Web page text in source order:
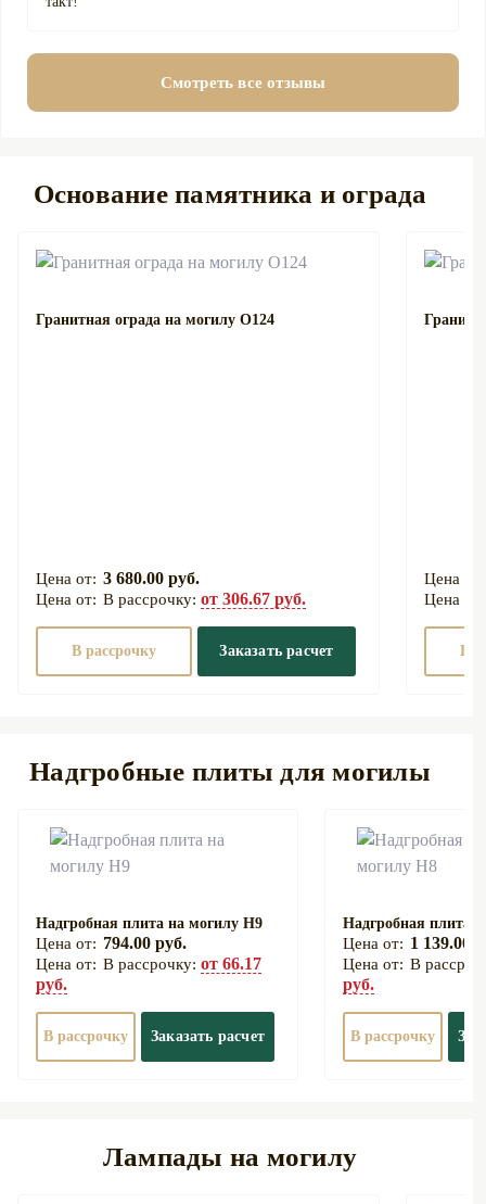
Смотреть все отзывы
Основание памятника и ограда
Гранитная ограда на могилу О124
3 680.00 руб.
В рассрочку: от 306.67 руб.
В рассрочку Заказать расчет В
Надгробные плиты для могилы
Надгробная плита на могилу Н9
794.00 руб.
В рассрочку: от 66.17
руб.
В рассрочку Заказать расчет
Надгробная плита
1 139.00
В
руб.
В рассрочку
Лампады на могилу